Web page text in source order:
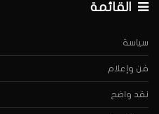
القائمة
سياسة
فن وإعلام
نقد واضح